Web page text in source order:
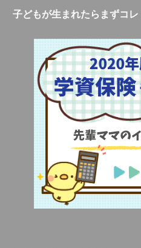
子どもが生まれたらまずコレ